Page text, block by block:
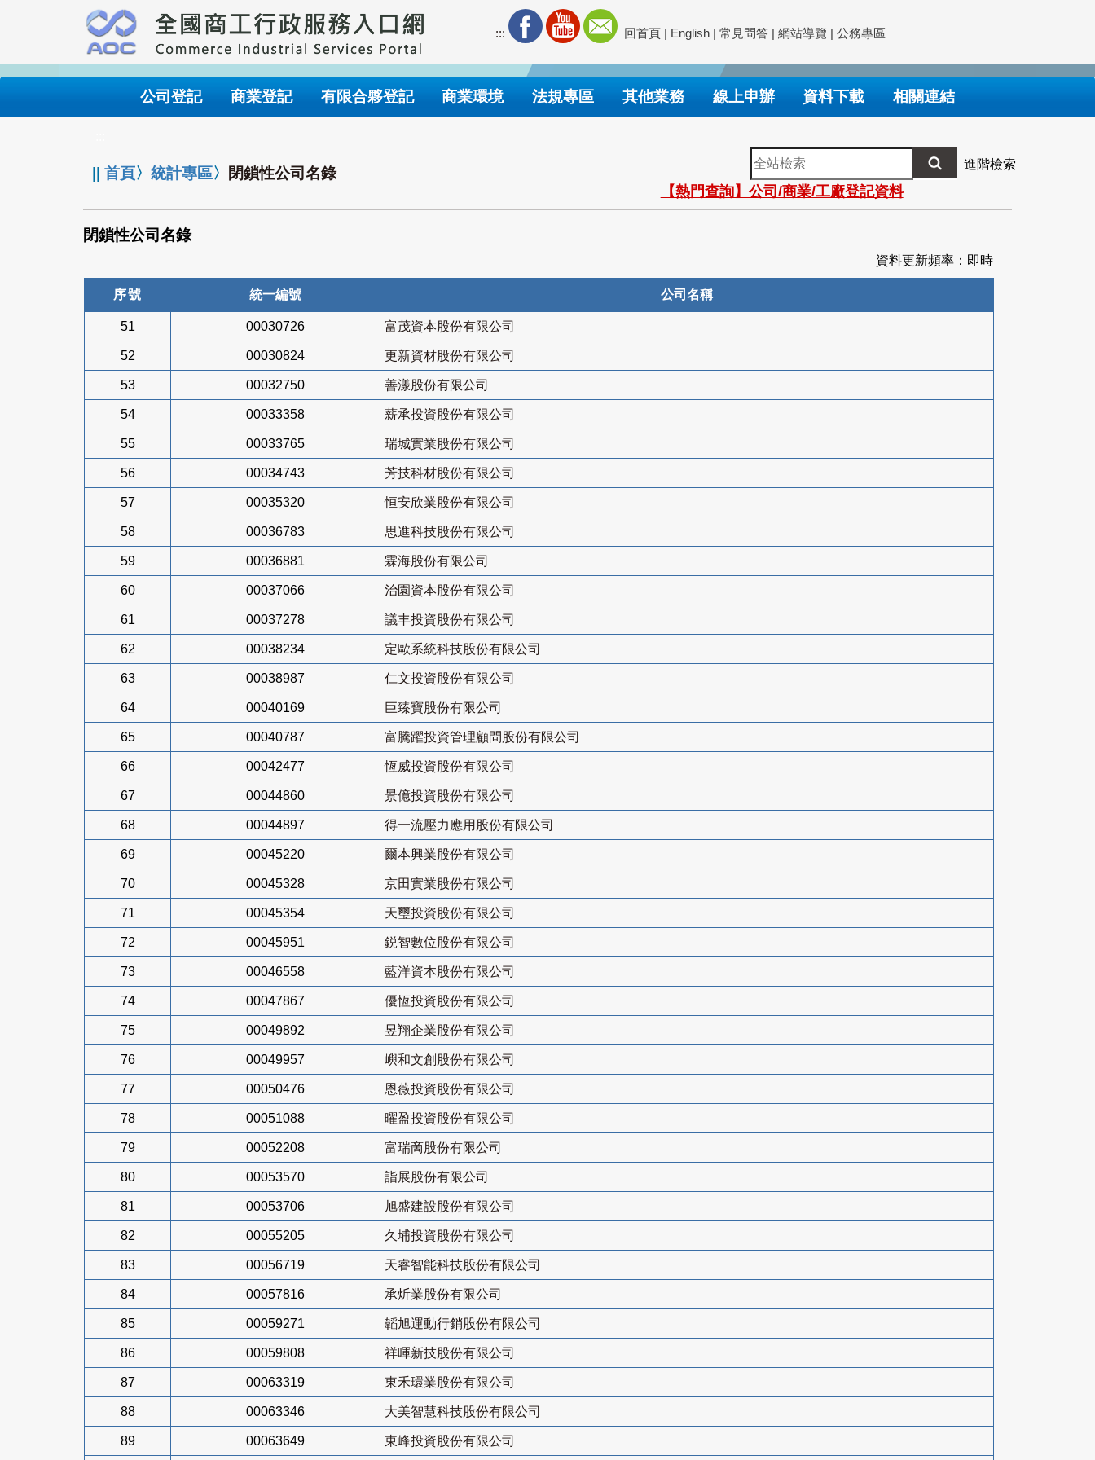
要
內
::: 回首頁 | English | 常見問答 | 網站導覽 | 公務專區
公司登記 商業登記 有限合夥登記 商業環境 法規專區 其他業務 線上申辦 資料下載 相關連結
||首頁〉統計專區〉 閉鎖性公司名錄
全
站
檢
索
進階檢索
【熱門查詢】公司/商業/工廠登記資料
閉鎖性公司名錄
資料更新頻率：即時
序號 統一編號 公司名稱
51 00030726 富茂資本股份有限公司
52 00030824 更新資材股份有限公司
53 00032750 善漾股份有限公司
54 00033358 薪承投資股份有限公司
55 00033765 瑞城實業股份有限公司
56 00034743 芳技科材股份有限公司
57 00035320 恒安欣業股份有限公司
58 00036783 思進科技股份有限公司
59 00036881 霖海股份有限公司
60 00037066 治園資本股份有限公司
61 00037278 議丰投資股份有限公司
62 00038234 定歐系統科技股份有限公司
63 00038987 仁文投資股份有限公司
64 00040169 巨臻寶股份有限公司
65 00040787 富騰躍投資管理顧問股份有限公司
66 00042477 恆威投資股份有限公司
67 00044860 景億投資股份有限公司
68 00044897 得一流壓力應用股份有限公司
69 00045220 爾本興業股份有限公司
70 00045328 京田實業股份有限公司
71 00045354 天璽投資股份有限公司
72 00045951 鋭智數位股份有限公司
73 00046558 藍洋資本股份有限公司
74 00047867 優恆投資股份有限公司
75 00049892 昱翔企業股份有限公司
76 00049957 嶼和文創股份有限公司
77 00050476 恩薇投資股份有限公司
78 00051088 曜盈投資股份有限公司
79 00052208 富瑞啇股份有限公司
80 00053570 詣展股份有限公司
81 00053706 旭盛建設股份有限公司
82 00055205 久埔投資股份有限公司
83 00056719 天睿智能科技股份有限公司
84 00057816 承炘業股份有限公司
85 00059271 韜旭運動行銷股份有限公司
86 00059808 祥暉新技股份有限公司
87 00063319 東禾環業股份有限公司
88 00063346 大美智慧科技股份有限公司
89 00063649 東峰投資股份有限公司